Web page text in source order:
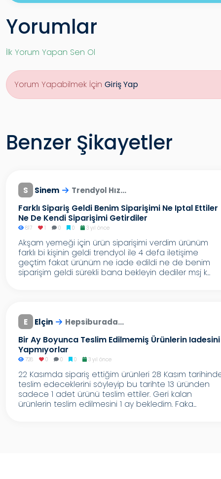
Yorumlar
İlk Yorum Yapan Sen Ol
Yorum Yapabilmek İçin Giriş Yap
Benzer Şikayetler
S Sinem Trendyol Hız...
Farklı Sipariş Geldi Benim Siparişimi Ne Iptal Ettiler
Ne De Kendi Siparişimi Getirdiler
817 1 0 0 3 yıl önce
Akşam yemeği için ürün siparişimi verdim ürünüm
farklı bi kişinin geldi trendyol ile 4 defa iletişime
geçtim fakat ürünüm ne iade edildi ne de benim
siparişim geldi sürekli bana bekleyin dediler msj k...
E Elçin Hepsiburada...
Bir Ay Boyunca Teslim Edilmemiş Ürünlerin Iadesini
Yapmıyorlar
728 0 0 0 3 yıl önce
22 Kasımda sipariş ettiğim ürünleri 28 Kasım
teslim edeceklerini söyleyip bu tarihte 13 üründen
sadece 1 adet ürünü teslim ettiler. Geri kalan
ürünlerin teslim edilmesini 1 ay bekledim. Faka...